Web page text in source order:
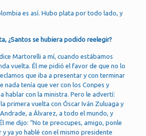
es así. Hubo plata por todo lado, y
¿Santos se hubiera podido reelegir?
Martorelli a mí, cuando estábamos
vuelta. Él me pidió el favor de que no lo
que iba a presentar y con terminar
nada tenía que ver con los Conpes y
hablar con la ministra. Pero le advertí:
primera vuelta con Óscar Iván Zuluaga y
a Álvarez, a todo el mundo, y
me dijo: “No te preocupes, amigo, ponle
y ya yo hablé con el mismo presidente